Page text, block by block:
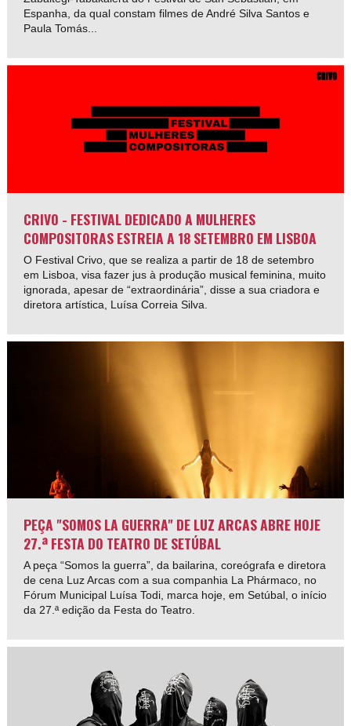
Espanha, da qual constam filmes de André Silva Santos e
Paula Tomás...
CRIVO - FESTIVAL DEDICADO A MULHERES
COMPOSITORAS ESTREIA A 18 SETEMBRO EM LISBOA
O Festival Crivo, que se realiza a partir de 18 de setembro
em Lisboa, visa fazer jus à produção musical feminina, muito
ignorada, apesar de “extraordinária”, disse a sua criadora e
diretora artística, Luísa Correia Silva.
PEÇA "SOMOS LA GUERRA" DE LUZ ARCAS ABRE HOJE
27.ª FESTA DO TEATRO DE SETÚBAL
A peça “Somos la guerra”, da bailarina, coreógrafa e diretora
de cena Luz Arcas com a sua companhia La Phármaco, no
Fórum Municipal Luísa Todi, marca hoje, em Setúbal, o início
da 27.ª edição da Festa do Teatro.